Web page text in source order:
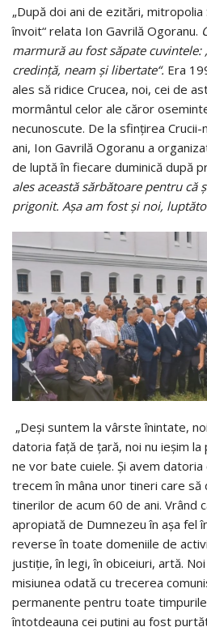
„După doi ani de ezitări, mitropolia
învoit“ relata Ion Gavrilă Ogoranu.
marmură au fost săpate
credinţă, neam şi libertate“. Era
ales să ridice Crucea, noi, cei de
mormântul celor ale căror
necunoscute. De la sfințirea
ani, Ion Gavrilă Ogoranu a
de luptă în fiecare duminică după
ales această sărbătoare pentru că
prigonit. Aşa am fost şi noi,
„Deşi suntem la vârste înintate,
datoria faţă de ţară, noi nu ieşim la
ne vor bate cuiele. Şi avem
trecem în mâna unor tineri care
tinerilor de acum 60 de ani. Vrând
apropiată de Dumnezeu în aşa fel
reverse în toate domeniile de
justiţie, în legi, în obiceiuri, artă.
misiunea odată cu trecerea
permanente pentru toate
întotdeauna cei puţini au fost